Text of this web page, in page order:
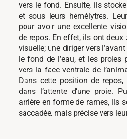
vers le fond. Ensuite, ils
et sous leurs hémélytres.
pour avoir une excellente
de repos. En effet, ils ont deux
visuelle; une diriger vers
le fond de l’eau, et les proies
vers la face ventrale de
Dans cette position de
dans l’attente d’une proie.
arrière en forme de rames, ils
saccadée, mais précise vers